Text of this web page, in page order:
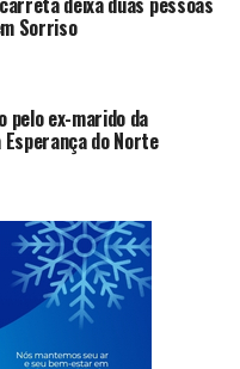
Sorriso
pelo ex-marido da
do Norte